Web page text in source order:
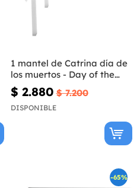
1 mantel de Catrina día de
los muertos - Day of the
Dead
$ 2.880 $ 7.200
DISPONIBLE
-65%